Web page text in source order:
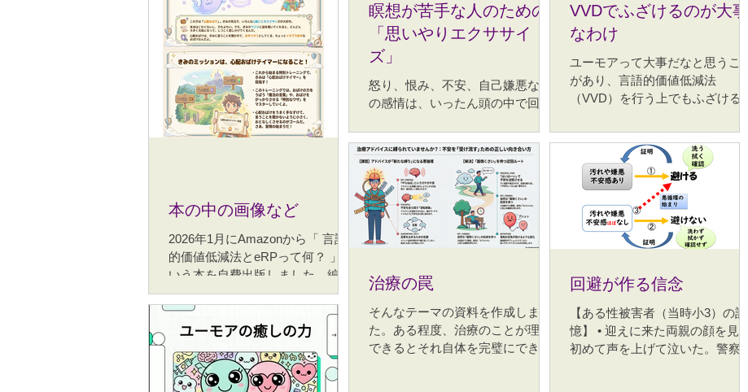
本の中の画像など
2026年1月にAmazonから「 言語
的価値低減法とeRPって何？ 」と
いう本を自費出版しました。編集
者がいないので見栄えは全く気に
していなくてお見苦しいのです
が、出版に至った経緯は以下のと
OCD awareness weekで何かイベ
ントしよう！ ２．Zoomで90分の
瞑想が苦手な人のための
「思いやりエクササイ
ズ」
怒り、恨み、不安、自己嫌悪など
の感情は、いったん頭の中で回り
ている」「私は不当に扱われた」
「自分が誰かを傷つけたかもしれ
ない」 こうした考えは、まだ確定
していないことであっても、まる
で本当に起きたことのように感じ
られることがあります。私はこれ
しています。この状態では、「考
言われても、かえって正しさや責
任を確認したくなり、反芻が強ま
ってしまうことがあります。 そこ
VVDでふざけるのが大事
なわけ
ユーモアって大事だなと思うこと
があり、言語的価値低減法
（VVD）を行う上でもふざけるの
し、繰り返していれば大人たちも
「私って、真面目過ぎますよね」
などと言い始めるようになると治
ってくるのを感じます。そもそも
辛い日々が長く続いている場合、
楽しいことを思い出そうにも思い
出せなくなっている人もいます。
も笑うことが役に立つという動画
を前回紹介しましたが、今回はそ
れを踏まえて、VVDで大事と思っ
ていることの一つがふざけるこ
と、楽しむこと、ププっと一瞬で
治療の罠
そんなテーマの資料を作成しまし
た。ある程度、治療のことが理解
できるとそれ自体を完璧にできて
回避が作る信念
【ある性被害者（当時小3）の記
憶】 • 迎えに来た両親の顔を見て
初めて声を上げて泣いた。警察で